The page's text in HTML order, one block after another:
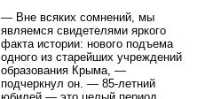
— Вне всяких сомнений, мы
являемся свидетелями яркого
факта истории: нового подъема
одного из старейших учреждений
образования Крыма, —
подчеркнул он. — 85-летний